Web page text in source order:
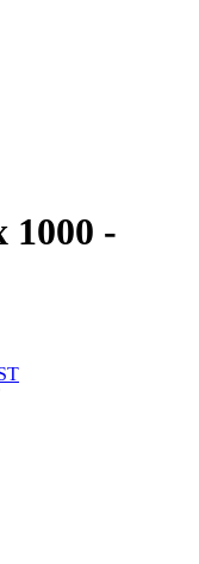
-